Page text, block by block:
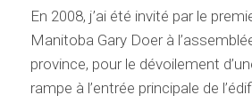
En 2008, j’ai été invité par le
Manitoba Gary Doer à
province, pour le dévoilement
rampe à l’entrée principale de